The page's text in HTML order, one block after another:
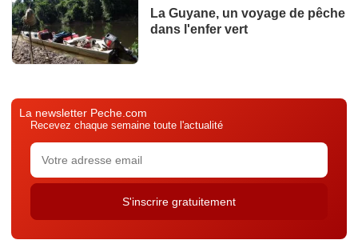
La Guyane, un voyage de pêche
dans l'enfer vert
La newsletter Peche.com
Recevez chaque semaine toute l'actualité